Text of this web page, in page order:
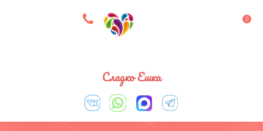
8 927 083 33 05 0
Сладко Ешка